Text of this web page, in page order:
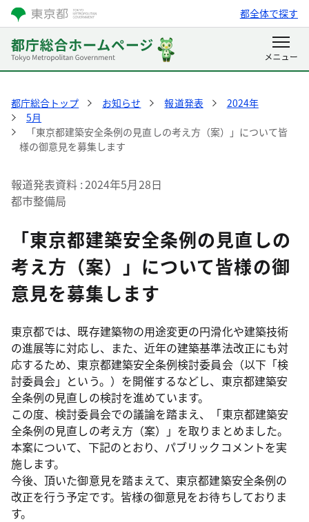
都全体で探す
都庁総合トップ お知らせ 報道発表
2024年
5月
「東京都建築安全条例の見直しの考え方（案）」について皆
様の御意見を募集します
報道発表資料 2024年5月28日
都市整備局
「東京都建築安全条例の見直しの
考え方（案）」について皆様の御
意見を募集します
東京都では、既存建築物の用途変更の円滑化や建築技術
の進展等に対応し、また、近年の建築基準法改正にも対
応するため、東京都建築安全条例検討委員会（以下「検
討委員会」という。）を開催するなどし、東京都建築安
全条例の見直しの検討を進めています。
この度、検討委員会での議論を踏まえ、「東京都建築安
全条例の見直しの考え方（案）」を取りまとめました。
本案について、下記のとおり、パブリックコメントを実
施します。
今後、頂いた御意見を踏まえて、東京都建築安全条例の
改正を行う予定です。皆様の御意見をお待ちしておりま
す。